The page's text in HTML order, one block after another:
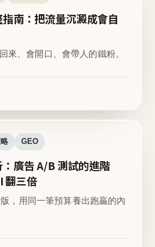
南：把流量沉澱成會自
來、會開口、會帶人的鐵粉。
GEO
廣告 A/B 測試的進階
翻三倍
，用同一筆預算養出跑贏的內